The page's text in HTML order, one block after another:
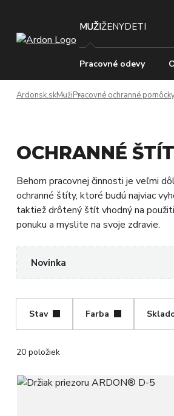
MUŽIŽENYDETI
Pracovné odevy
Ardonsk.skMužiPracovné ochranné
OCHRANNÉ
Behom pracovnej činnosti je veľmi
ochranné štíty, ktoré budú najviac
taktiež drôtený štít vhodný na
ponuku a myslite na svoje zdravie.
Novinka
Stav Farba
20 položiek